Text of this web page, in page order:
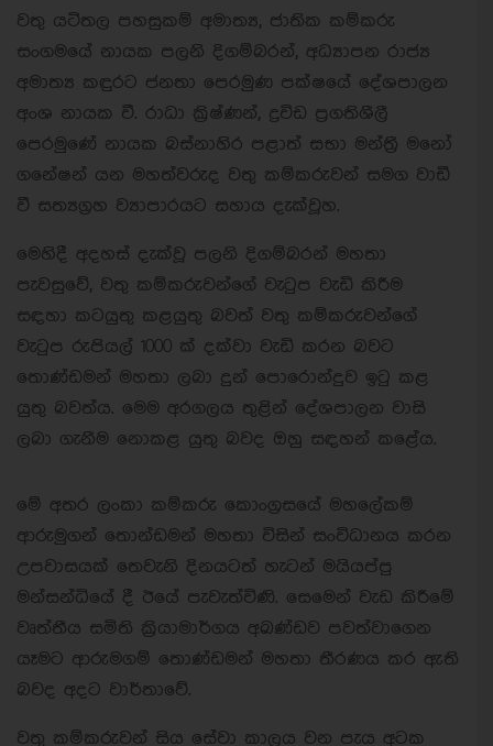
වතු යටිතල පහසුකම් අමාත්‍ය, ජාතික කම්කරු
සංගමයේ නායක පලනි දිගම්බරන්, අධ්‍යාපන රාජ්‍ය
අමාත්‍ය කඳුරට ජනතා පෙරමුණ පක්ෂයේ දේශපාලන
අංශ නායක වී. රාධා ක්‍රිෂ්ණන්, ද්‍රවිඩ ප්‍රගතිශීලී
පෙරමුණේ නායක බස්නාහිර පළාත් සභා මන්ත්‍රී මනෝ
ගනේෂන් යන මහත්වරුද වතු කම්කරුවන් සමග වාඩී
වී සත්‍යග්‍රහ ව්‍යාපාරයට සහාය දැක්වූහ.
මෙහිදී අදහස් දැක්වූ පලනි දිගම්බරන් මහතා
පැවසුවේ, වතු කම්කරුවන්ගේ වැටුප වැඩි කිරීම
සඳහා කටයුතු කළයුතු බවත් වතු කම්කරුවන්ගේ
වැටුප රුපියල් 1000 ක් දක්වා වැඩි කරන බවට
තොණ්ඩමන් මහතා ලබා දුන් පොරොන්දුව ඉටු කළ
යුතු බවත්ය. මෙම අරගලය තුළින් දේශපාලන වාසි
ලබා ගැනීම නොකළ යුතු බවද ඔහු සඳහන් කළේය.
මේ අතර ලංකා කම්කරු කොංග්‍රසයේ මහලේකම්
ආරුමුගන් තොන්ඩමන් මහතා විසින් සංවිධානය කරන
උපවාසයක් තෙවැනි දිනයටත් හැටන් මයියප්පු
මන්සන්ධියේ දී ඊයේ පැවැත්විණි. සෙමෙන් වැඩ කිරීමේ
වෘත්තීය සමිති ක්‍රියාමාර්ගය අඛණ්ඩව පවත්වාගෙන
යෑමට ආරුමගම් තොණ්ඩමන් මහතා තීරණය කර ඇති
බවද අදට වාර්තාවේ.
වතු කම්කරුවන් සිය සේවා කාලය වන පැය අටක